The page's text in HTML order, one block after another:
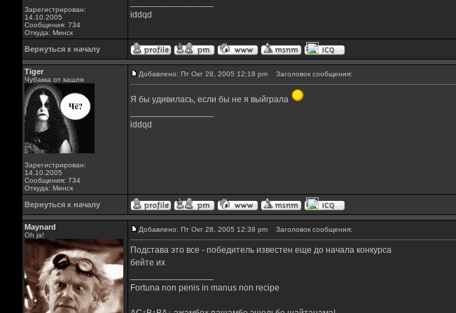
Зарегистрирован:
14.10.2005
Сообщения: 734
Откуда: Минск
iddqd
Вернуться к началу
Tiger
Чубакка от кашля
Зарегистрирован:
14.10.2005
Сообщения: 734
Откуда: Минск
Добавлено: Пт Окт 28, 2005 12:18 pm Заголовок сообщения:
Я бы удивилась, если бы не я выйграла
iddqd
Вернуться к началу
Maynard
Oh ja!
Добавлено: Пт Окт 28, 2005 12:38 pm Заголовок сообщения:
Подстава это все - победитель известен еще до начала конкурса
бейте их
Fortuna non penis in manus non recipe